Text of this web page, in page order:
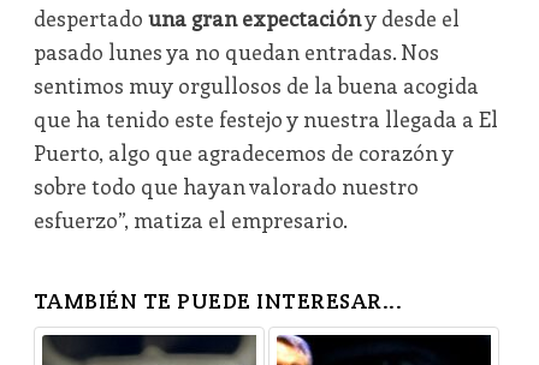
despertado una gran expectacióny desde el
pasado lunes ya no quedan entradas. Nos
sentimos muy orgullosos de la buena acogida
que ha tenido este festejo y nuestra llegada a El
Puerto, algo que agradecemos de corazón y
sobre todo que hayan valorado nuestro
esfuerzo”, matiza el empresario.
TAMBIÉN TE PUEDE INTERESAR...